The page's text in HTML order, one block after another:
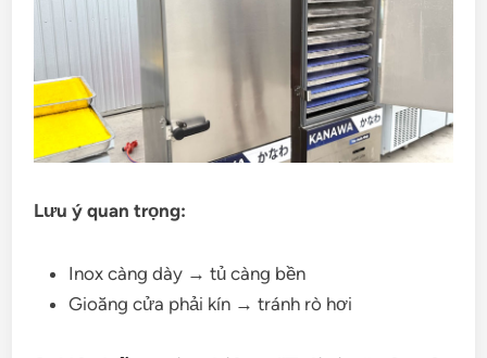
Lưu ý quan trọng:
Inox càng dày → tủ càng bền
Gioăng cửa phải kín → tránh rò hơi